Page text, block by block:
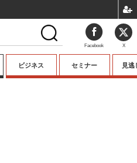
ビジネス セミナー 見逃
Facebook X